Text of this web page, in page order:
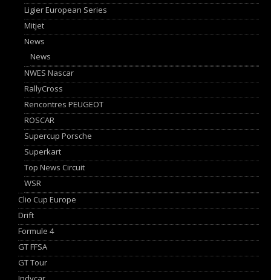
Ligier European Series
Mitjet
News
News
NWES Nascar
RallyCross
Rencontres PEUGEOT
ROSCAR
Supercup Porsche
Superkart
Top News Circuit
WSR
Clio Cup Europe
Drift
Formule 4
GT FFSA
GT Tour